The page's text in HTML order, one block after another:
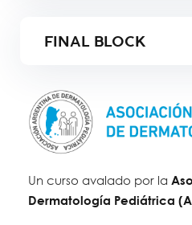
FINAL BLOCK
Un curso avalado por la
Dermatología Pediátrica